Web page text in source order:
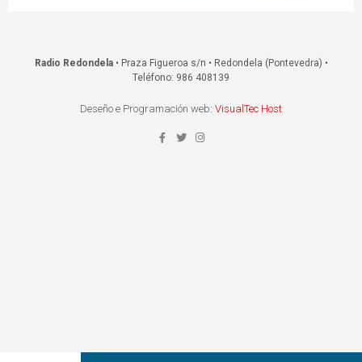
Radio Redondela• Praza Figueroa s/n • Redondela (Pontevedra) •
Teléfono: 986 408139
Deseño e Programación web: VisualTec Host